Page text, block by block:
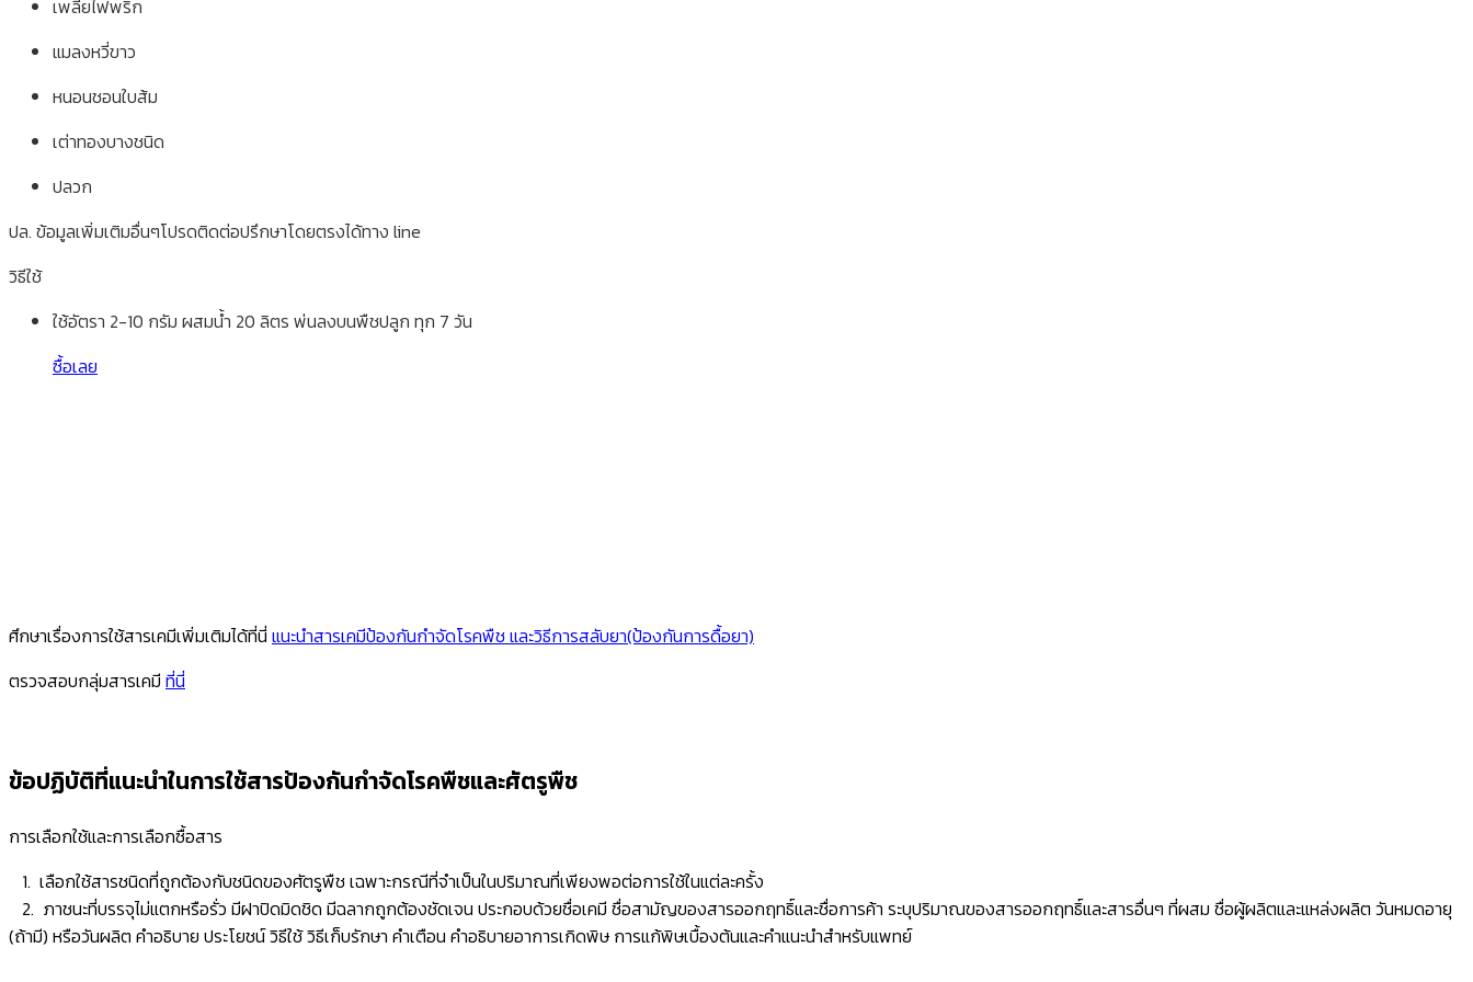
เพลี้ยไฟพริก
แมลงหวี่ขาว
หนอนชอนใบส้ม
เต่าทองบางชนิด
ปลวก
ปล. ข้อมูลเพิ่มเติมอื่นๆโปรดติดต่อปรึกษาโดยตรงได้ทาง line
วิธีใช้
ใช้อัตรา 2-10 กรัม ผสมน้ำ 20 ลิตร พ่นลงบนพืชปลูก ทุก 7 วัน
ซื้อเลย
ศึกษาเรื่องการใช้สารเคมีเพิ่มเติมได้ที่นี่ แนะนำสารเคมีป้องกันกำจัดโรคพืช และวิธีการสลับยา(ป้องกันการดื้อยา)
ตรวจสอบกลุ่มสารเคมี ที่นี่
ข้อปฏิบัติที่แนะนำในการใช้สารป้องกันกำจัดโรคพืชและศัตรูพืช
การเลือกใช้และการเลือกซื้อสาร
1. เลือกใช้สารชนิดที่ถูกต้องกับชนิดของศัตรูพืช เฉพาะกรณีที่จำเป็นในปริมาณที่เพียงพอต่อการใช้ในแต่ละครั้ง
2. ภาชนะที่บรรจุไม่แตกหรือรั่ว มีฝาปิดมิดชิด มีฉลากถูกต้องชัดเจน ประกอบด้วยชื่อเคมี ชื่อสามัญของสารออกฤทธิ์และชื่อการค้า ระบุปริมาณของสารออกฤทธิ์และสารอื่นๆ ที่ผสม ชื่อผู้ผลิตและแหล่งผลิต วันหมดอายุ
(ถ้ามี) หรือวันผลิต คำอธิบาย ประโยชน์ วิธีใช้ วิธีเก็บรักษา คำเตือน คำอธิบายอาการเกิดพิษ การแก้พิษเบื้องต้นและคำแนะนำสำหรับแพทย์